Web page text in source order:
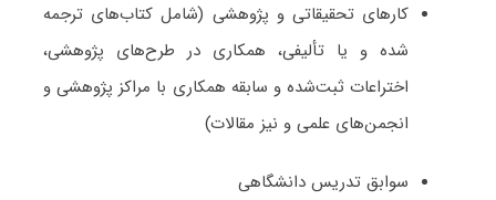
کارهای تحقیقاتی و پژوهشی (شامل کتاب‌های ترجمه­‌
شده و یا تألیفی، همکاری در طرح‌های پژوهشی،
اختراعات ثبت‌­شده و سابقه همکاری با مراکز پژوهشی و
انجمن‌های علمی و نیز مقالات)
سوابق تدریس دانشگاهی